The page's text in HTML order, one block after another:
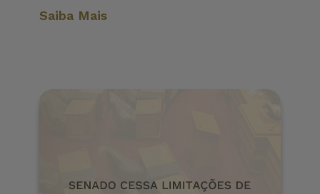
Saiba Mais